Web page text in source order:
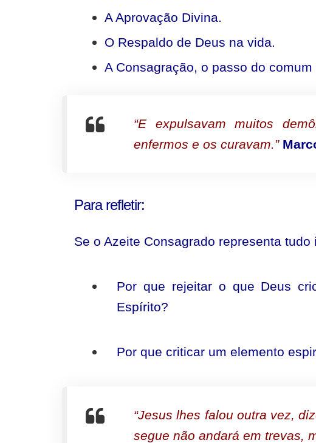
A Aprovação Divina.
O Respaldo de Deus na vida.
A Consagração, o passo do
“E expulsavam muitos
enfermos e os curavam.”
Para refletir:
Se o Azeite Consagrado representa
Por que rejeitar o que Deus
Espírito?
Por que criticar um elemento
“Jesus lhes falou outra vez,
segue não andará em trevas,